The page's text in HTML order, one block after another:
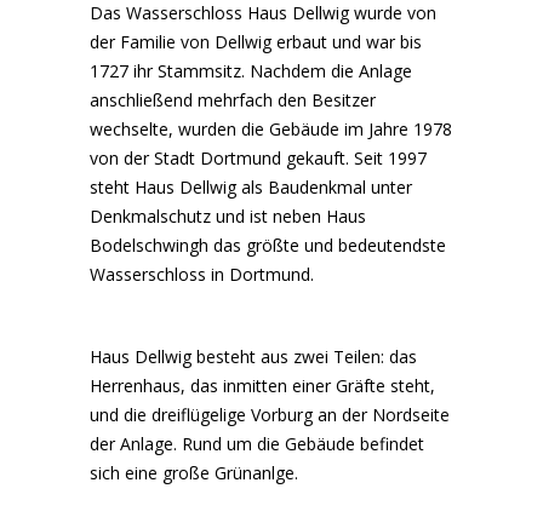
Das Wasserschloss Haus Dellwig wurde von
der Familie von Dellwig erbaut und war bis
1727 ihr Stammsitz. Nachdem die Anlage
anschließend mehrfach den Besitzer
wechselte, wurden die Gebäude im Jahre 1978
von der Stadt Dortmund gekauft. Seit 1997
steht Haus Dellwig als Baudenkmal unter
Denkmalschutz und ist neben Haus
Bodelschwingh das größte und bedeutendste
Wasserschloss in Dortmund.
Haus Dellwig besteht aus zwei Teilen: das
Herrenhaus, das inmitten einer Gräfte steht,
und die dreiflügelige Vorburg an der Nordseite
der Anlage. Rund um die Gebäude befindet
sich eine große Grünanlge.